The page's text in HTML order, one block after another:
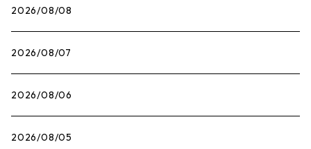
2026/08/08
2026/08/07
2026/08/06
2026/08/05